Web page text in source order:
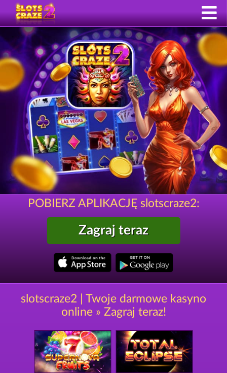
POBIERZ APLIKACJĘ slotscraze2:
Zagraj teraz
slotscraze2 | Twoje darmowe kasyno
online » Zagraj teraz!